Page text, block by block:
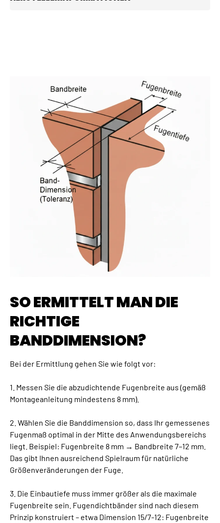
SO ERMITTELT MAN DIE
RICHTIGE
BANDDIMENSION?
Bei der Ermittlung gehen Sie wie folgt vor:
1. Messen Sie die abzudichtende Fugenbreite aus (gemäß
Montageanleitung mindestens 8 mm).
2. Wählen Sie die Banddimension so, dass Ihr gemessenes
Fugenmaß optimal in der Mitte des Anwendungsbereichs
liegt. Beispiel: Fugenbreite 8 mm → Bandbreite 7–12 mm.
Das gibt Ihnen ausreichend Spielraum für natürliche
Größenveränderungen der Fuge.
3. Die Einbautiefe muss immer größer als die maximale
Fugenbreite sein. Fugendichtbänder sind nach diesem
Prinzip konstruiert – etwa Dimension 15/7-12: Fugenbreite